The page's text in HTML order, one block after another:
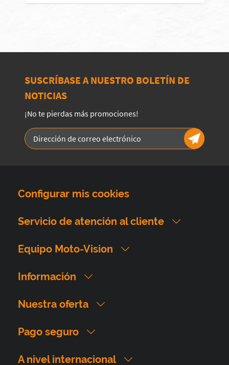
SUSCRÍBASE A NUESTRO BOLETÍN DE
NOTICIAS
¡No te pierdas más promociones!
Configurar mis cookies
Servicio de atención al cliente
Equipo Moto-Vision
Información
Nuestra oferta
Pago seguro
A nivel internacional